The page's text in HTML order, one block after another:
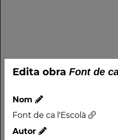
Edita obra Font de
Nom
Font de ca l'Escolà
Autor